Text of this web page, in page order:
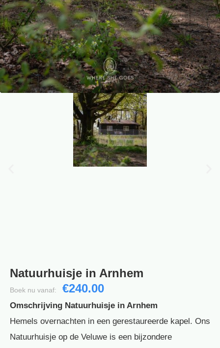
Natuurhuisje in Arnhem
Boek nu vanaf: €240.00
Omschrijving Natuurhuisje in Arnhem
Hemels overnachten in een gerestaureerde kapel. Ons
Natuurhuisje op de Veluwe is een bijzondere